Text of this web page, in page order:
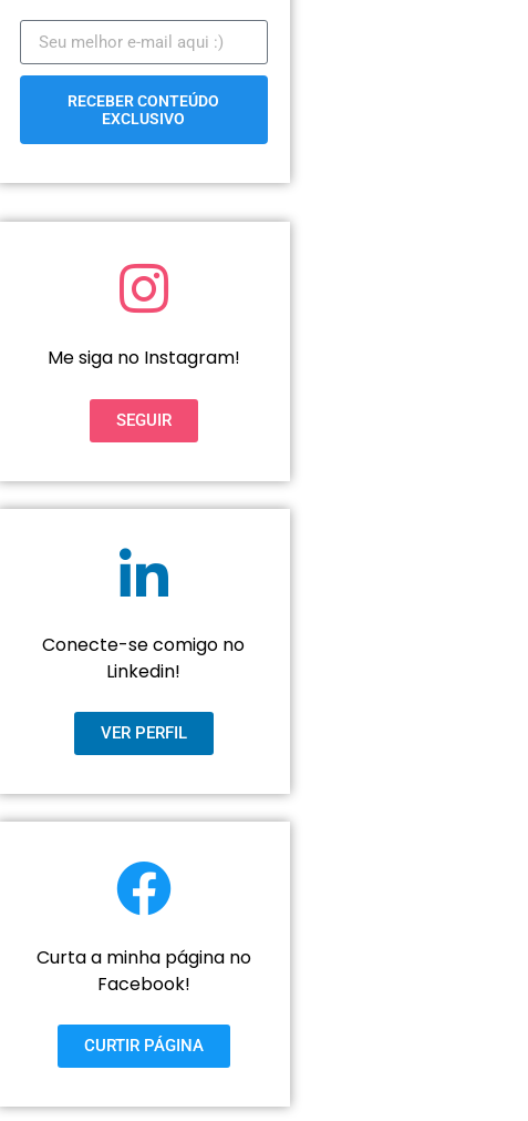
RECEBER CONTEÚDO
EXCLUSIVO
Me siga no Instagram!
SEGUIR
Conecte-se comigo no
Linkedin!
VER PERFIL
Curta a minha página no
Facebook!
CURTIR PÁGINA